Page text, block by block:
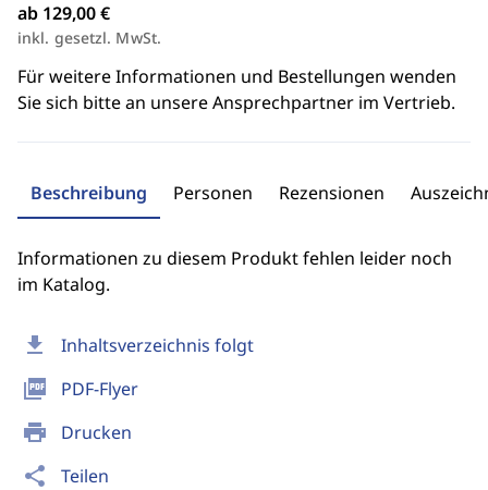
download Inhaltsverzeichnis folgt
picture_as_pdf PDF-Flyer
print Drucken
share Teilen
ab 129,00 €
inkl. gesetzl. MwSt.
Für weitere Informationen und Bestellungen wenden
Sie sich bitte an unsere Ansprechpartner im Vertrieb.
Beschreibung Personen Rezensionen
Informationen zu diesem Produkt fehlen leider noch
im Katalog.